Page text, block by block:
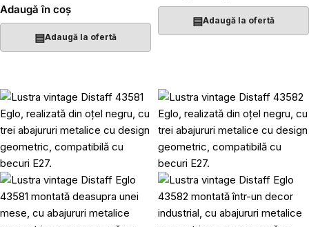
Adaugă în coș
▤Adaugă la ofertă
▤Adaugă la ofertă